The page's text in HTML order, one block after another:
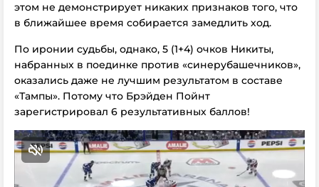
этом не демонстрирует никаких признаков того, что
в ближайшее время собирается замедлить ход.
По иронии судьбы, однако, 5 (1+4) очков Никиты,
набранных в поединке против «синерубашечников»,
оказались даже не лучшим результатом в составе
«Тампы». Потому что Брэйден Пойнт
зарегистрировал 6 результативных баллов!